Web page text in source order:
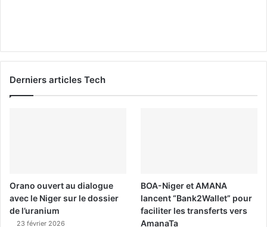
Derniers articles Tech
Orano ouvert au dialogue
avec le Niger sur le dossier
de l’uranium
23 février 2026
BOA-Niger et AMANA
lancent “Bank2Wallet” pour
faciliter les transferts vers
AmanaTa